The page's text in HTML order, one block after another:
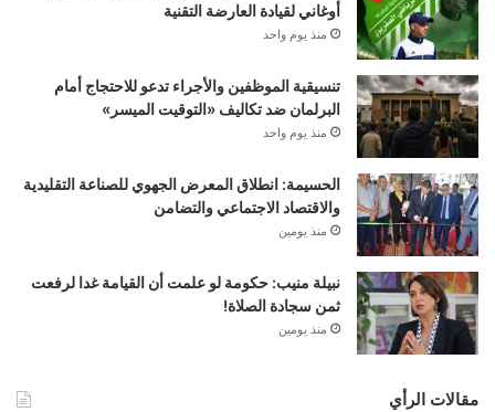
أوغاني لقيادة العارضة التقنية
منذ يوم واحد
تنسيقية الموظفين والأجراء تدعو للاحتجاج أمام
البرلمان ضد تكاليف «التوقيت الميسر»
منذ يوم واحد
الحسيمة: انطلاق المعرض الجهوي للصناعة التقليدية
والاقتصاد الاجتماعي والتضامن
منذ يومين
نبيلة منيب: حكومة لو علمت أن القيامة غدا لرفعت
ثمن سجادة الصلاة!
منذ يومين
مقالات الرأي